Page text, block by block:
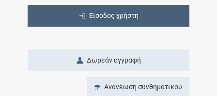
Είσοδος χρήστη
Δωρεάν εγγραφή
Ανανέωση συνθηματικού